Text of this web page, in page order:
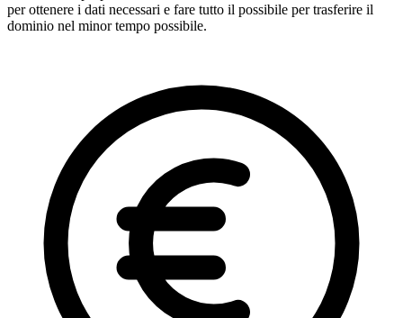
per ottenere i dati necessari e fare tutto il possibile per trasferire il
dominio nel minor tempo possibile.